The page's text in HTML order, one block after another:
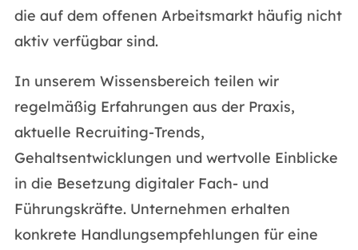
die auf dem offenen Arbeitsmarkt häufig nicht
aktiv verfügbar sind.
In unserem Wissensbereich teilen wir
regelmäßig Erfahrungen aus der Praxis,
aktuelle Recruiting-Trends,
Gehaltsentwicklungen und wertvolle Einblicke
in die Besetzung digitaler Fach- und
Führungskräfte. Unternehmen erhalten
konkrete Handlungsempfehlungen für eine